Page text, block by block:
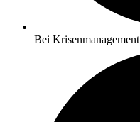
Bei Krisenmanagement